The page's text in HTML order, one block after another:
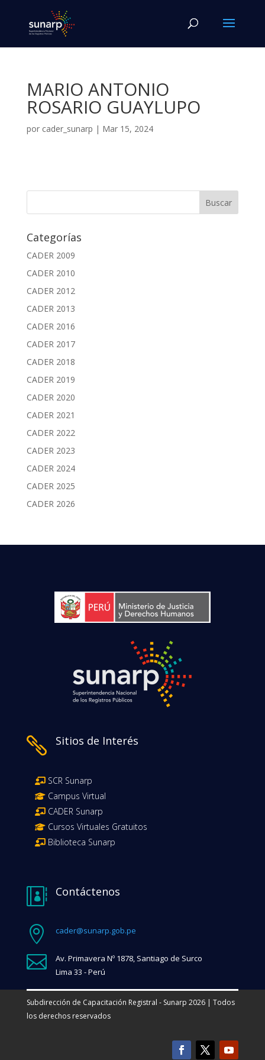
MARIO ANTONIO
ROSARIO GUAYLUPO
por cader_sunarp | Mar 15, 2024
Categorías
CADER 2009
CADER 2010
CADER 2012
CADER 2013
CADER 2016
CADER 2017
CADER 2018
CADER 2019
CADER 2020
CADER 2021
CADER 2022
CADER 2023
CADER 2024
CADER 2025
CADER 2026
 Sitios de Interés
SCR Sunarp
Campus Virtual
CADER Sunarp
Cursos Virtuales Gratuitos
Biblioteca Sunarp
 Contáctenos
 cader@sunarp.gob.pe

Av. Primavera Nº 1878, Santiago de Surco
Lima 33 - Perú
Subdirección de Capacitación Registral - Sunarp 2026 | Todos
los derechos reservados